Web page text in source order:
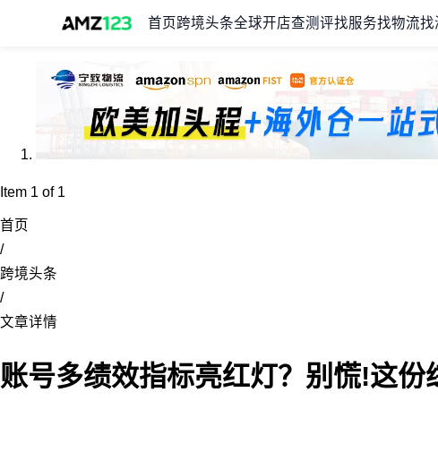
首页 跨境头条全球开店查测评找服务找物流找
Item 1 of 1
首页
/
跨境头条
/
文章详情
账号多绩效指标亮红灯？别慌!这份